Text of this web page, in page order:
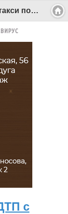
Под Северодвинском в ДТП с такси пострадала женщина - Беломорканал Северодвинск tv29.ru
с